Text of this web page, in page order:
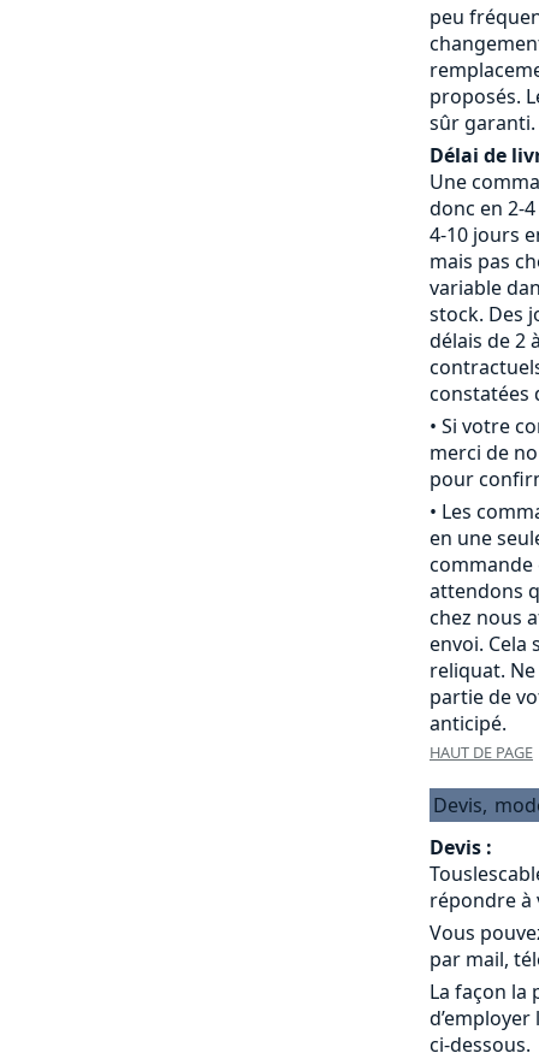
peu
proposés.
sûr garanti.
Délai de
Une
donc en 2-
4-10 jours
mais pas
variable
stock. Des
délais de 2
constatées
• Si votre
merci de
pour
• Les
en une
attendons
chez nous
envoi. Cela
reliquat.
partie de
anticipé.
HAUT DE PAGE
Devis,
Devis :
répondre à
Vous
par mail,
La façon la
ci-dessous.